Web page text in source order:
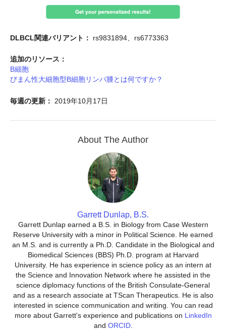
DLBCL関連バリアント： rs9831894、rs6773363
追加のリソース：
B細胞
びまん性大細胞型B細胞リンパ腫とは何ですか？
毎週の更新： 2019年10月17日
About The Author
Garrett Dunlap, B.S.
Garrett Dunlap earned a B.S. in Biology from Case Western
Reserve University with a minor in Political Science. He earned
an M.S. and is currently a Ph.D. Candidate in the Biological and
Biomedical Sciences (BBS) Ph.D. program at Harvard
University. He has experience in science policy as an intern at
the Science and Innovation Network where he assisted in the
science diplomacy functions of the British Consulate-General
and as a research associate at TScan Therapeutics. He is also
interested in science communication and writing. You can read
more about Garrett's experience and publications on LinkedIn
and ORCID.